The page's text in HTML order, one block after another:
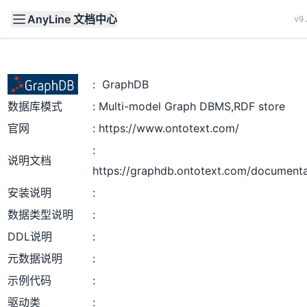
AnyLine 文档中心
文档 首页
GraphDB
数据库模式
Multi-model Graph DBMS,RDF store
官网
https://www.ontotext.com/
说明文档
https://graphdb.ontotext.com/
安装说明
数据类型说明
DDL说明
元数据说明
示例代码
驱动类